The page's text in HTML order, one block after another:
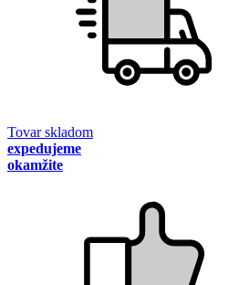
Tovar skladom
expedujeme
okamžite